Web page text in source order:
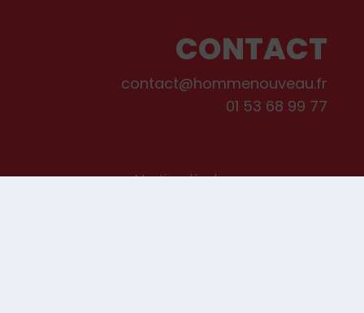
CONTACT
contact@hommenouveau.fr
01 53 68 99 77
Mentions légales